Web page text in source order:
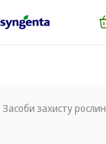
Засоби захисту рослин